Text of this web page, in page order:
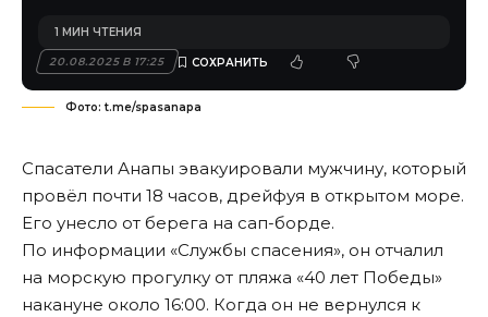
20.08.2025 В 17:25
1 МИН ЧТЕНИЯ
Фото: t.me/spasanapa
Спасатели Анапы эвакуировали мужчину, который
провёл почти 18 часов, дрейфуя в открытом море.
Его унесло от берега на сап-борде.
По информации «Службы спасения», он отчалил
на морскую прогулку от пляжа «40 лет Победы»
накануне около 16:00. Когда он не вернулся к